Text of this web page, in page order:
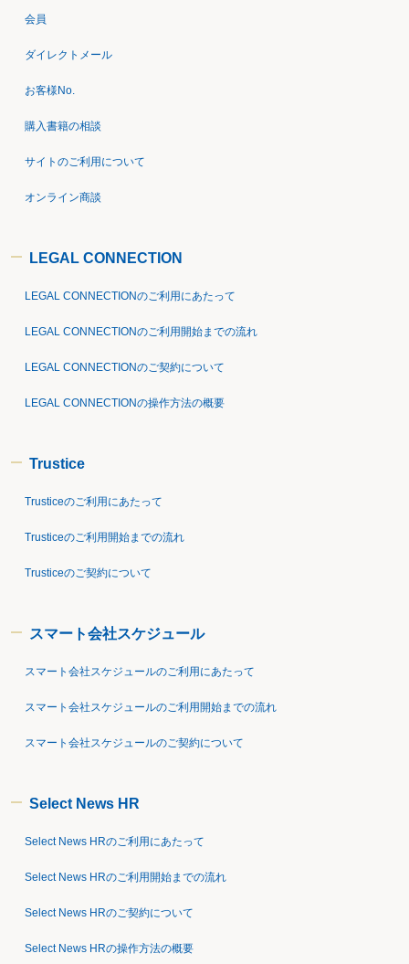
会員
ダイレクトメール
お客様No.
購入書籍の相談
サイトのご利用について
オンライン商談
LEGAL CONNECTION
LEGAL CONNECTIONのご利用にあたって
LEGAL CONNECTIONのご利用開始までの流れ
LEGAL CONNECTIONのご契約について
LEGAL CONNECTIONの操作方法の概要
Trustice
Trusticeのご利用にあたって
Trusticeのご利用開始までの流れ
Trusticeのご契約について
スマート会社スケジュール
スマート会社スケジュールのご利用にあたって
スマート会社スケジュールのご利用開始までの流れ
スマート会社スケジュールのご契約について
Select News HR
Select News HRのご利用にあたって
Select News HRのご利用開始までの流れ
Select News HRのご契約について
Select News HRの操作方法の概要